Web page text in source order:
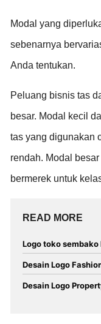
Modal yang
sebenarnya
Anda tentukan.
Peluang bisnis tas
besar. Modal kecil
tas yang digunakan
rendah. Modal
bermerek untuk
READ MORE
Logo toko
Desain Logo
Desain Logo